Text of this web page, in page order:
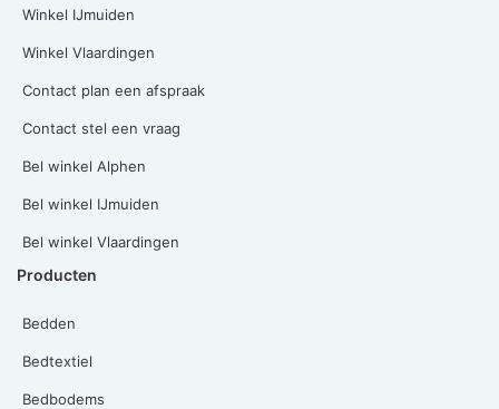
Winkel IJmuiden
Winkel Vlaardingen
Contact plan een afspraak
Contact stel een vraag
Bel winkel Alphen
Bel winkel IJmuiden
Bel winkel Vlaardingen
Producten
Bedden
Bedtextiel
Bedbodems